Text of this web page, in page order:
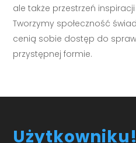
ale także przestrzeń
Tworzymy społeczność
cenią sobie dostęp do
przystępnej formie.
Użytkowniku!